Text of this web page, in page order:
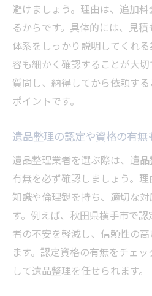
避けましょう。理由は、追加
るからです。具体的には、見
体系をしっかり説明してくれ
容も細かく確認することが大
質問し、納得してから依頼す
ポイントです。
遺品整理の認定や資格の有無
遺品整理業者を選ぶ際は、遺
有無を必ず確認しましょう。
知識や倫理観を持ち、適切な
す。例えば、秋田県横手市で
者の不安を軽減し、信頼性の
ます。認定資格の有無をチェ
して遺品整理を任せられます。